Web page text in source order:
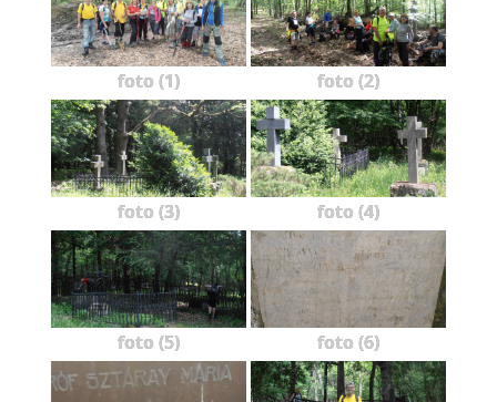
foto (1) foto (2)
foto (3) foto (4)
foto (5) foto (6)